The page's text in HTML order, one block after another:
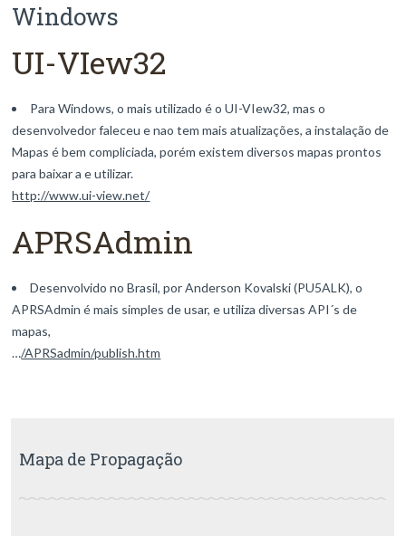
Windows
UI-VIew32
Para Windows, o mais utilizado é o UI-VIew32, mas o
desenvolvedor faleceu e nao tem mais atualizações, a instalação de
Mapas é bem compliciada, porém existem diversos mapas prontos
para baixar a e utilizar.
http://www.ui-view.net/
APRSAdmin
Desenvolvido no Brasil, por Anderson Kovalski (PU5ALK), o
APRSAdmin é mais simples de usar, e utiliza diversas API´s de
mapas,
…/APRSadmin/publish.htm
Mapa de Propagação